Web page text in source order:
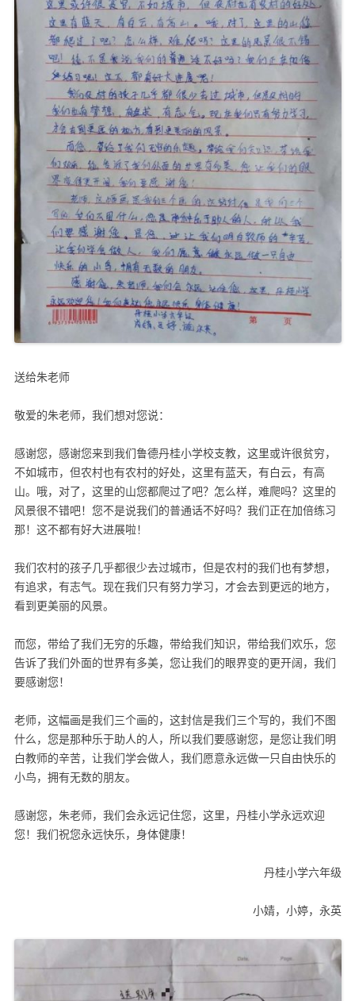
送给朱老师
敬爱的朱老师，我们想对您说：
感谢您，感谢您来到我们鲁德丹桂小学校支教，这里或许很贫穷，
不如城市，但农村也有农村的好处，这里有蓝天，有白云，有高
山。哦，对了，这里的山您都爬过了吧？怎么样，难爬吗？这里的
风景很不错吧！您不是说我们的普通话不好吗？我们正在加倍练习
那！这不都有好大进展啦！
我们农村的孩子几乎都很少去过城市，但是农村的我们也有梦想，
有追求，有志气。现在我们只有努力学习，才会去到更远的地方，
看到更美丽的风景。
而您，带给了我们无穷的乐趣，带给我们知识，带给我们欢乐，您
告诉了我们外面的世界有多美，您让我们的眼界变的更开阔，我们
要感谢您！
老师，这幅画是我们三个画的，这封信是我们三个写的，我们不图
什么，您是那种乐于助人的人，所以我们要感谢您，是您让我们明
白教师的辛苦，让我们学会做人，我们愿意永远做一只自由快乐的
小鸟，拥有无数的朋友。
感谢您，朱老师，我们会永远记住您，这里，丹桂小学永远欢迎
您！我们祝您永远快乐，身体健康！
丹桂小学六年级
小婧，小婷，永英